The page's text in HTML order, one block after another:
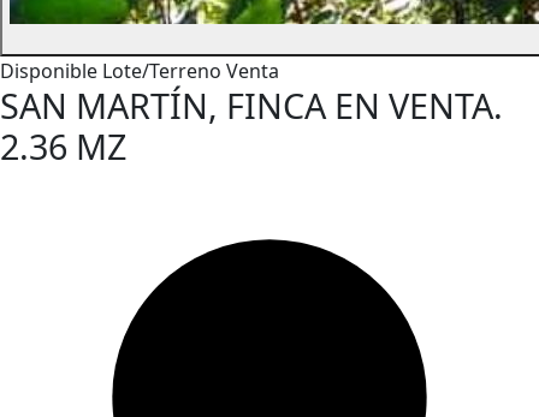
Disponible Lote/Terreno Venta
SAN MARTÍN, FINCA EN VENTA.
2.36 MZ